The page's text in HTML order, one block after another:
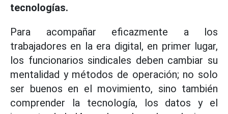
tecnologías.
Para acompañar eficazmente a los
trabajadores en la era digital, en primer lugar,
los funcionarios sindicales deben cambiar su
mentalidad y métodos de operación; no solo
ser buenos en el movimiento, sino también
comprender la tecnología, los datos y el